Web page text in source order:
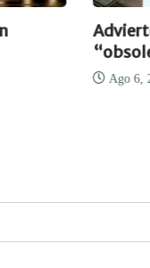
Ago 6,